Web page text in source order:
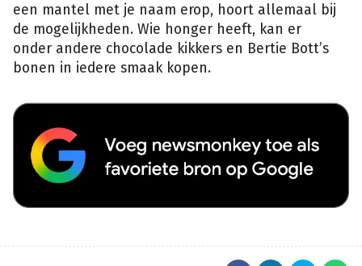
een mantel met je naam erop, hoort allemaal bij
de mogelijkheden. Wie honger heeft, kan er
onder andere chocolade kikkers en Bertie Bott’s
bonen in iedere smaak kopen.